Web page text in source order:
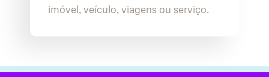
imóvel, veículo, viagens ou serviço.